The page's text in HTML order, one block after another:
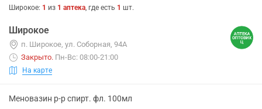
Широкое: 1 из 1 аптека, где есть 1 шт.
Широкое
п. Широкое, ул. Соборная, 94А
Закрыто. Пн-Вс: 08:00-21:00
На карте
Меновазин р-р спирт. фл. 100мл